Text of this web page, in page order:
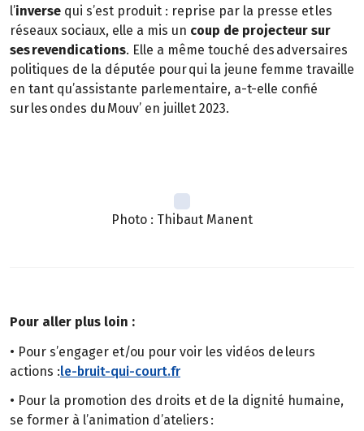
l’inverse qui s’est produit : reprise par la presse et les
réseaux sociaux, elle a mis un coup de projecteur sur
ses revendications. Elle a même touché des adversaires
politiques de la députée pour qui la jeune femme travaille
en tant qu’assistante parlementaire, a-t-elle confié
sur les ondes du Mouv’ en juillet 2023.
Photo : Thibaut Manent
Pour aller plus loin :
• Pour s’engager et/ou pour voir les vidéos de leurs
actions :le-bruit-qui-court.fr
• Pour la promotion des droits et de la dignité humaine,
se former à l’animation d’ateliers :